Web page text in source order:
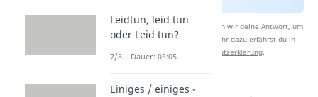
Nach Beantwortung speichern wir deine Antwort, um
Studyflix zu verbessern. Mehr dazu erfährst du in
unserer
Datenschutzerklärung.
Leidtun, leid tun
oder Leid tun?
7/8 – Dauer: 03:05
Einiges / einiges -